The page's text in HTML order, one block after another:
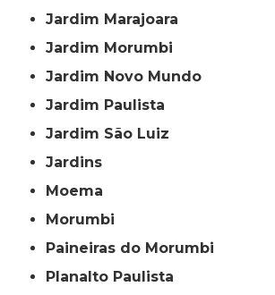
Jardim Marajoara
Jardim Morumbi
Jardim Novo Mundo
Jardim Paulista
Jardim São Luiz
Jardins
Moema
Morumbi
Paineiras do Morumbi
Planalto Paulista